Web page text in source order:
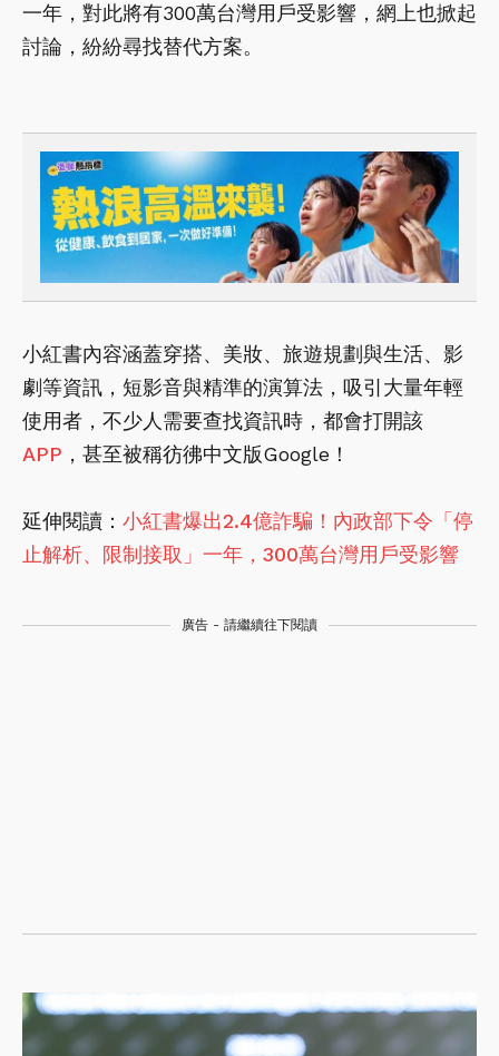
一年，對此將有300萬台灣用戶受影響，網上也掀起
討論，紛紛尋找替代方案。
小紅書內容涵蓋穿搭、美妝、旅遊規劃與生活、影
劇等資訊，短影音與精準的演算法，吸引大量年輕
使用者，不少人需要查找資訊時，都會打開該
APP ，甚至被稱彷彿中文版Google！
延伸閱讀： 小紅書爆出2.4億詐騙！內政部下令「停
止解析、限制接取」一年，300萬台灣用戶受影響
廣告 - 請繼續往下閱讀